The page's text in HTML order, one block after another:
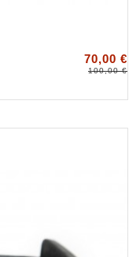
70,00 €
100,00 €